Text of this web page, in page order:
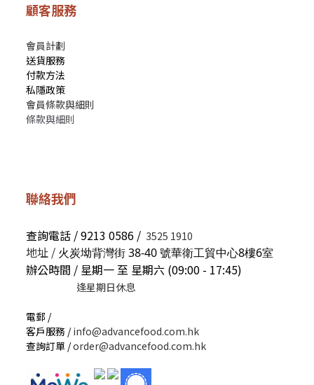
顧客服務
會員計劃
送貨服務
付款方法
私隱政策
會員條款與細則
條款與細則
聯絡我們
查詢電話 / 9213 0586 / 3525 1910
地址 / 火炭坳背灣街 38-40 號華衛工貿中心8樓6室
辦公時間 / 星期一 至 星期六 (09:00 - 17:45)
逢星期日休息
電郵 /
客戶服務 /info@advancefood.com.hk
查詢訂單 /order@advancefood.com.hk